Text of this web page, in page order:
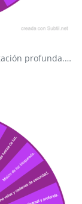
Segundo gráfico de limpieza para la investigación profunda. Identificación de bloqueos en diversos ámbitos.